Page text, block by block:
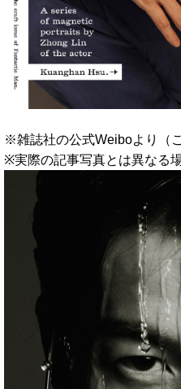
※雑誌社の公式Weiboより（
※実際の記事写真とは異なる